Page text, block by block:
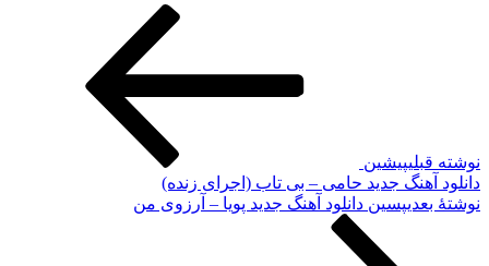
نوشته قبلیپیشین
دانلود آهنگ جدید حامی – بی تاب (اجرای زنده)
نوشته‌ٔ بعدیپسین دانلود آهنگ جدید پویا – آرزوی من